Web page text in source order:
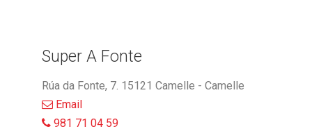
Super A Fonte
Rúa da Fonte, 7. 15121 Camelle - Camelle
Email
981 71 04 59